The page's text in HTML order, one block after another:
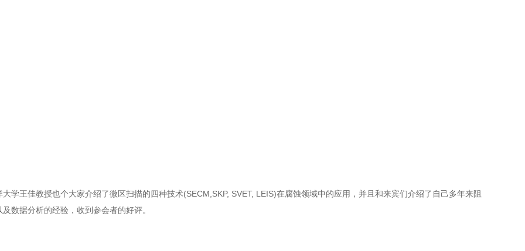
大学王佳教授也个大家介绍了微区扫描的四种技术(SECM,SKP, SVET, LEIS)在腐蚀领域中的应用，并且和来宾们介绍了自己多年来阻
数据分析的经验，收到参会者的好评。